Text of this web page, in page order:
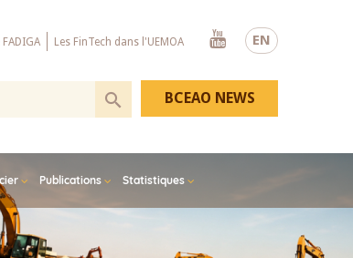
EN
Les FinTech dans l'UEMOA
Youtube
Publications Statistiques
BCEAO NEWS